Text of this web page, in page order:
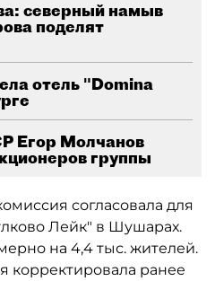
северный намыв
поделят
отель "Domina
Егор Молчанов
группы
согласовала для
Лейк" в Шушарах.
на 4,4 тыс. жителей.
корректировала ранее